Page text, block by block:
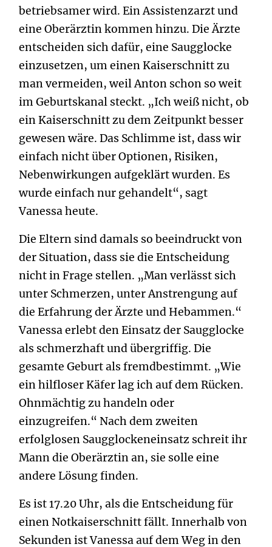
betriebsamer wird. Ein Assistenzarzt und
eine Oberärztin kommen hinzu. Die Ärzte
entscheiden sich dafür, eine Saugglocke
einzusetzen, um einen Kaiserschnitt zu
man vermeiden, weil Anton schon so weit
im Geburtskanal steckt. „Ich weiß nicht, ob
ein Kaiserschnitt zu dem Zeitpunkt besser
gewesen wäre. Das Schlimme ist, dass wir
einfach nicht über Optionen, Risiken,
Nebenwirkungen aufgeklärt wurden. Es
wurde einfach nur gehandelt“, sagt
Vanessa heute.
Die Eltern sind damals so beeindruckt von
der Situation, dass sie die Entscheidung
nicht in Frage stellen. „Man verlässt sich
unter Schmerzen, unter Anstrengung auf
die Erfahrung der Ärzte und Hebammen.“
Vanessa erlebt den Einsatz der Saugglocke
als schmerzhaft und übergriffig. Die
gesamte Geburt als fremdbestimmt. „Wie
ein hilfloser Käfer lag ich auf dem Rücken.
Ohnmächtig zu handeln oder
einzugreifen.“ Nach dem zweiten
erfolglosen Saugglockeneinsatz schreit ihr
Mann die Oberärztin an, sie solle eine
andere Lösung finden.
Es ist 17.20 Uhr, als die Entscheidung für
einen Notkaiserschnitt fällt. Innerhalb von
Sekunden ist Vanessa auf dem Weg in den